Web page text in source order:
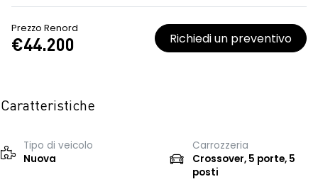
Prezzo Renord
€44.200 Richiedi un preventivo
Caratteristiche
Tipo di veicolo
Nuova
Carrozzeria
Crossover, 5 porte, 5
posti